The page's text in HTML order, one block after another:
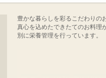
豊かな暮らしを彩るこだわりの
真心を込めたできたてのお料理
別に栄養管理を行っています。